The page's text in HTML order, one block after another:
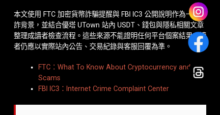
本文使用 FTC 加密貨幣詐騙提醒與 FBI IC3 公開說明作為一般防
詐背景，並結合優塔 UTown 站內 USDT、錢包與隱私相關文章
整理成讀者檢查流程。這些來源不能證明任何平台個案結果，讀
者仍應以實際站內公告、交易紀錄與客服回覆為準。
FTC：What To Know About Cryptocurrency and
Scams
FBI IC3：Internet Crime Complaint Center